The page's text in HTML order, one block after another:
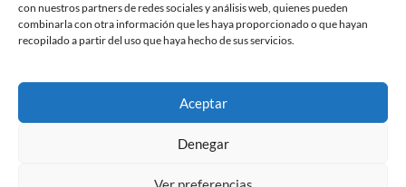
con nuestros partners de redes sociales y análisis web, quienes pueden
combinarla con otra información que les haya proporcionado o que hayan
recopilado a partir del uso que haya hecho de sus servicios.
Aceptar
Denegar